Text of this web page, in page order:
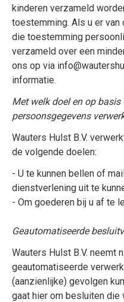
kinderen verzameld
toestemming. Als u er
die toestemming
verzameld over een
ons op via
informatie.
Met welk doel en op
persoonsgegevens
Wauters Hulst B.V.
de volgende doelen:
- U te kunnen bellen of
dienstverlening uit te
- Om goederen bij u af te
Geautomatiseerde
Wauters Hulst B.V. neemt
geautomatiseerde
(aanzienlijke) gevolgen
gaat hier om besluiten die